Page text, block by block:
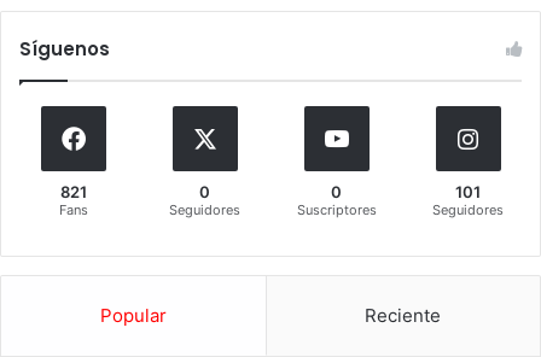
Síguenos
821
Fans
0
Seguidores
0
Suscriptores
101
Seguidores
Popular Reciente